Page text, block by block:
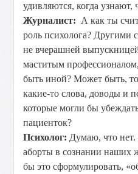
удивляются, когда узнают,
Журналист: А как ты
роль психолога? Другими
не вчерашней
маститым
быть иной? Может быть,
какие-то слова, доводы и
которые могли бы
пациенток?
Психолог: Думаю, что
аборты в сознании наших
бы это сформулировать,